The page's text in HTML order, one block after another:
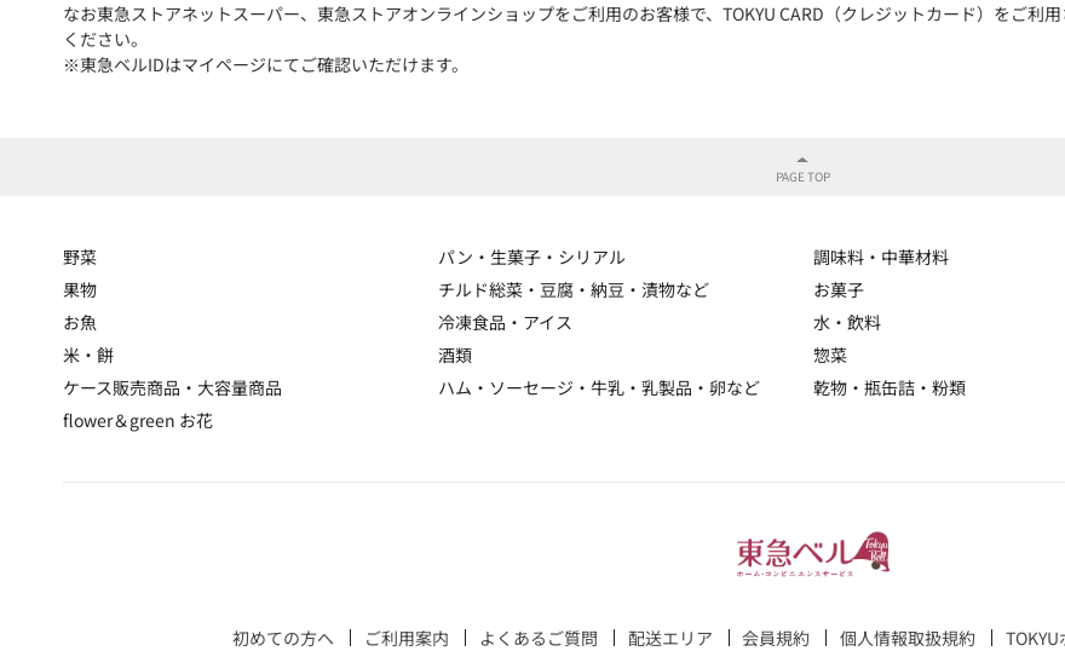
なお東急ストアネットスーパー、東急ストアオンラインショップをご利用のお客様で、TOKYU CARD（クレジットカード）をご利
ください。
※東急ベルIDはマイページにてご確認いただけます。
野菜 パン・生菓子・シリアル 調味料・中華材料
果物
チルド総菜・豆腐・納豆・漬物など お菓子
お魚
冷凍食品・アイス 水・飲料
米・餅
酒類 惣菜
ケース販売商品・大容量商品
ハム・ソーセージ・牛乳・乳製品・卵など 乾物・瓶缶詰・粉類
flower＆green お花
初めての方へ ご利用案内 よくあるご質問 配送エリア 会員規約 個人情報取扱規約